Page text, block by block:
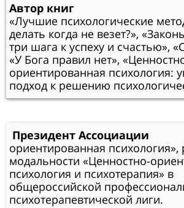
Автор книг
«Лучшие психологические
делать когда не везет?»,
три шага к успеху и счастью»,
«У Бога правил нет»,
ориентированная психология:
подход к решению
Президент Ассоциации
ориентированная психология»,
модальности «Ценностно-
психология и психотерапия» в
общероссийской
психотерапевтической лиги.